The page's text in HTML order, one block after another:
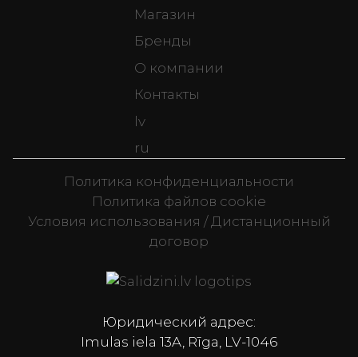
Магазин
Бренды
О компании
Контакты
lv
ru
Политика конфиденциальности
Политика файлов cookie
Условия использования / Дистанционный
договор
Юридический адрес:
Imulas iela 13A, Rīga, LV-1046